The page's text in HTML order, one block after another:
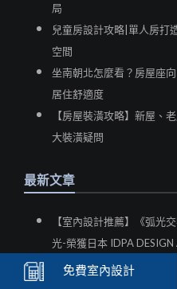
免費室內設計
局
兒童房設計攻略|單人房打
空間
坐南朝北怎麼看？房屋座
居住舒適度
【房屋裝潢攻略】新屋、
大裝潢疑問
最新文章
【室內設計推薦】《弧光
光-榮獲日本 IDPA
【室內設計推薦】異國風-